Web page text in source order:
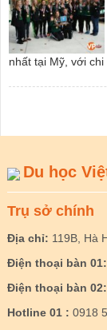
nhất tại Mỹ, với
Du học
Trụ sở chính
Địa chỉ: 119B, Hà
Điện thoại bàn 01:
Điện thoại bàn 02:
Hotline 01 : 0918